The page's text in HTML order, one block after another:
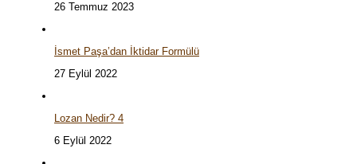
26 Temmuz 2023
İsmet Paşa’dan İktidar Formülü
27 Eylül 2022
Lozan Nedir? 4
6 Eylül 2022